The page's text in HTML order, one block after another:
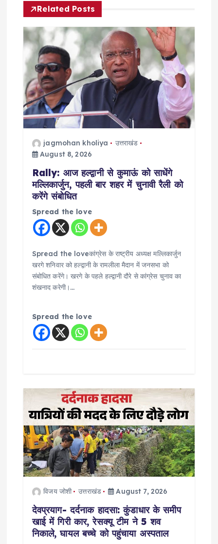
g
a
t
Related Posts
jagmohan kholiya
उत्तराखंड
August 8, 2026
Rally: आज हल्द्वानी से कुमाऊं को साधेंगे
मल्लिकार्जुन, पहली बार शहर में चुनावी रैली को
करेंगे संबोधित
Spread the love
Spread the loveकांग्रेस के राष्ट्रीय अध्यक्ष मल्लिकार्जुन
खरगे शनिवार को हल्द्वानी के रामलीला मैदान में जनसभा को
संबोधित करेंगे। खरगे के पहले हल्द्वानी दौरे से कांग्रेस चुनाव का
शंखनाद करेगी।…
Spread the love
विजय जोशी उत्तराखंड August 7, 2026
देवप्रयाग- दर्दनाक हादसा: कुंडाधार के समीप
खाई में गिरी कार, रेसक्यू टीम ने 5 शव
निकाले, घायल बच्चे को पहुंचाया अस्पताल